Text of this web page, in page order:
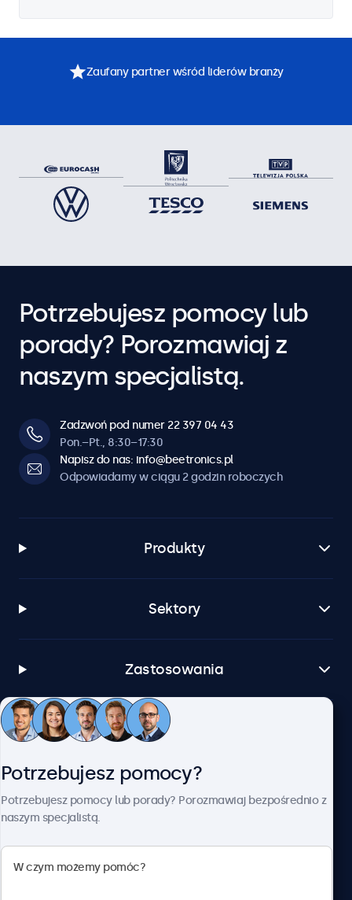
Zaufany partner wśród liderów branży
Potrzebujesz pomocy lub
porady? Porozmawiaj z
naszym specjalistą.
Zadzwoń pod numer 22 397 04 43
Pon.–Pt., 8:30–17:30
Napisz do nas: info@beetronics.pl
Odpowiadamy w ciągu 2 godzin roboczych
Produkty
Sektory
Zastosowania
Obsługa klienta
Potrzebujesz pomocy?
Potrzebujesz pomocy lub porady? Porozmawiaj bezpośrednio z
naszym specjalistą.